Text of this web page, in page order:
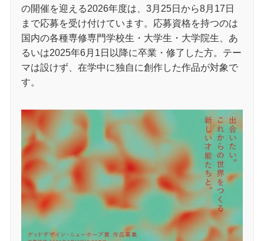
の開催を迎える2026年度は、3月25日から8月17日
まで応募を受け付けています。応募資格を持つのは
国内の各種専修専門学校生・大学生・大学院生、あ
るいは2025年6月1日以降に卒業・修了した方。テー
マは設けず、在学中に独自に創作した作品が対象で
す。